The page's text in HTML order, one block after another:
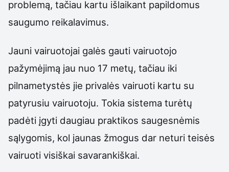
problemą, tačiau kartu išlaikant papildomus
saugumo reikalavimus.
Jauni vairuotojai galės gauti vairuotojo
pažymėjimą jau nuo 17 metų, tačiau iki
pilnametystės jie privalės vairuoti kartu su
patyrusiu vairuotoju. Tokia sistema turėtų
padėti įgyti daugiau praktikos saugesnėmis
sąlygomis, kol jaunas žmogus dar neturi teisės
vairuoti visiškai savarankiškai.